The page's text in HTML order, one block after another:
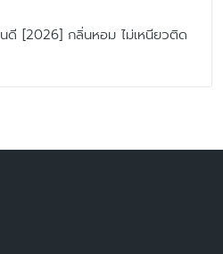
ดี [2026] กลิ่นหอม ไม่เหนียวติด